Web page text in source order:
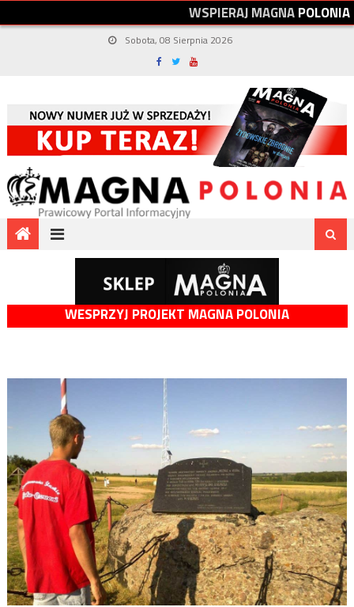
WSPIERAJMAGNAPOLONIA
Sobota, 08 Sierpnia 2026
WESPRZYJ PROJEKT MAGNA POLONIA